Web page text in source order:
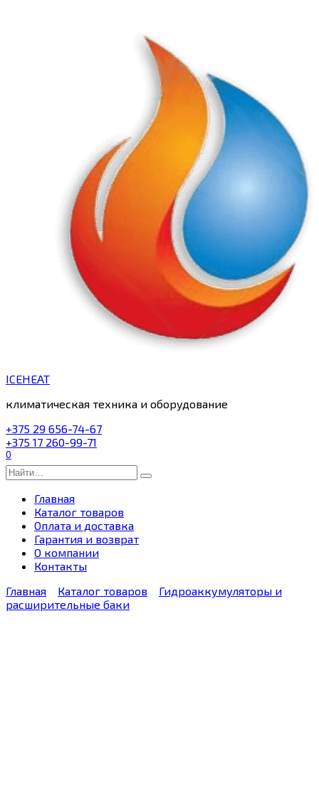
ICEHEAT
климатическая техника и оборудование
+375 29 656-74-67
+375 17 260-99-71
0
Search
for:
Главная
Каталог товаров
Оплата и доставка
Гарантия и возврат
О компании
Контакты
Главная
Каталог товаров
Гидроаккумуляторы и
расширительные баки